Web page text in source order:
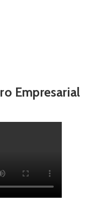
Empresarial